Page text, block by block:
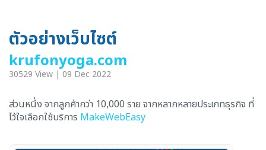
ตัวอย่างเว็บไซต์
krufonyoga.com
30529 View | 09 Dec 2022
ส่วนหนึ่ง จากลูกค้ากว่า 10,000 ราย จากหลากหลายประเภทธุรกิจ ที่
ไว้ใจเลือกใช้บริการ MakeWebEasy